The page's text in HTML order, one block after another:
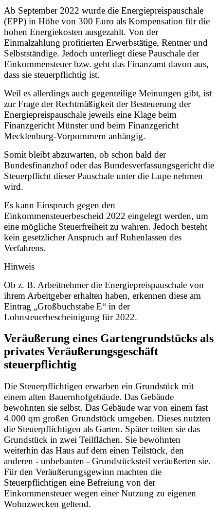
Ab September 2022 wurde die Energiepreispauschale
(EPP) in Höhe von 300 Euro als Kompensation für die
hohen Energiekosten ausgezahlt. Von der
Einmalzahlung profitierten Erwerbstätige, Rentner und
Selbstständige. Jedoch unterliegt diese Pauschale der
Einkommensteuer bzw. geht das Finanzamt davon aus,
dass sie steuerpflichtig ist.
Weil es allerdings auch gegenteilige Meinungen gibt, ist
zur Frage der Rechtmäßigkeit der Besteuerung der
Energiepreispauschale jeweils eine Klage beim
Finanzgericht Münster und beim Finanzgericht
Mecklenburg-Vorpommern anhängig.
Somit bleibt abzuwarten, ob schon bald der
Bundesfinanzhof oder das Bundesverfassungsgericht die
Steuerpflicht dieser Pauschale unter die Lupe nehmen
wird.
Es kann Einspruch gegen den
Einkommensteuerbescheid 2022 eingelegt werden, um
eine mögliche Steuerfreiheit zu wahren. Jedoch besteht
kein gesetzlicher Anspruch auf Ruhenlassen des
Verfahrens.
Hinweis
Ob z. B. Arbeitnehmer die Energiepreispauschale von
ihrem Arbeitgeber erhalten haben, erkennen diese am
Eintrag „Großbuchstabe E“ in der
Lohnsteuerbescheinigung für 2022.
Veräußerung eines Gartengrundstücks als
privates Veräußerungsgeschäft
steuerpflichtig
Die Steuerpflichtigen erwarben ein Grundstück mit
einem alten Bauernhofgebäude. Das Gebäude
bewohnten sie selbst. Das Gebäude war von einem fast
4.000 qm großen Grundstück umgeben. Dieses nutzten
die Steuerpflichtigen als Garten. Später teilten sie das
Grundstück in zwei Teilflächen. Sie bewohnten
weiterhin das Haus auf dem einen Teilstück, den
anderen - unbebauten - Grundstücksteil veräußerten sie.
Für den Veräußerungsgewinn machten die
Steuerpflichtigen eine Befreiung von der
Einkommensteuer wegen einer Nutzung zu eigenen
Wohnzwecken geltend.